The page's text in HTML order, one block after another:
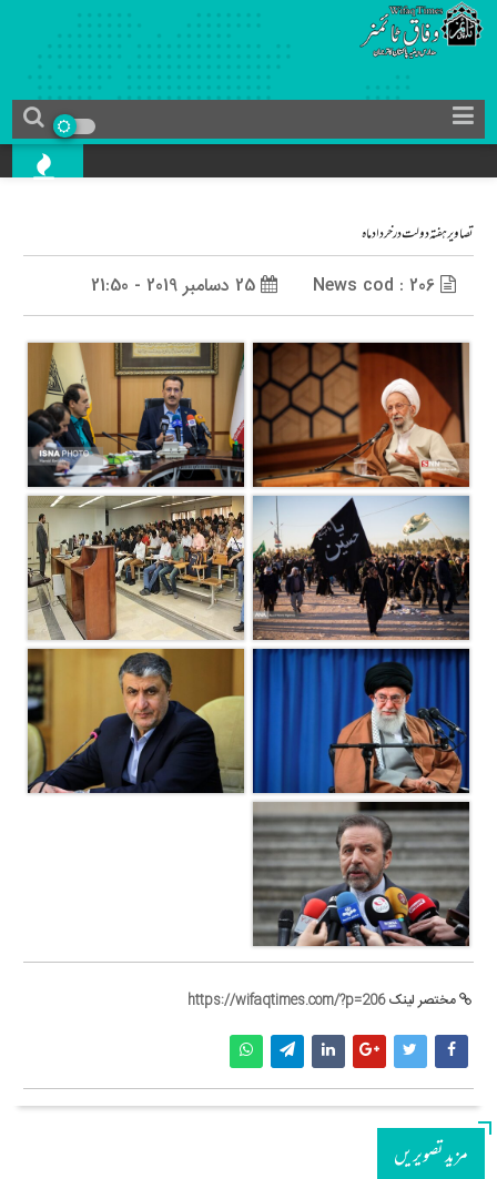
تصاویر هفته دولت در خرداد ماه
25 دسامبر 2019 - 21:50
مختصر لینکhttps://wifaqtimes.com/?p=206
مزید تصویریں